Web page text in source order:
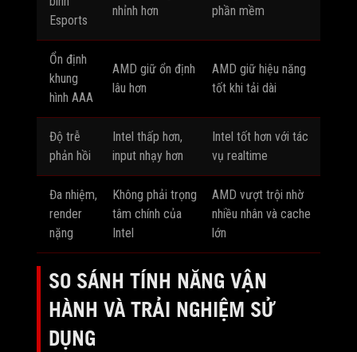
Esports
nhỉnh hơn
phần mềm
Ổn định
khung
hình AAA
AMD giữ ổn định
lâu hơn
AMD giữ hiệu năng
tốt khi tải dài
Độ trễ
phản hồi
Intel thấp hơn,
input nhạy hơn
Intel tốt hơn với tác
vụ realtime
Đa nhiệm,
render
nặng
Không phải trọng
tâm chính của
Intel
AMD vượt trội nhờ
nhiều nhân và cache
lớn
SO SÁNH TÍNH NĂNG VẬN
HÀNH VÀ TRẢI NGHIỆM SỬ
DỤNG